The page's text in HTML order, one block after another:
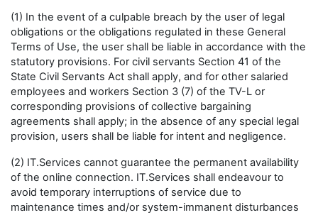
(1) In the event of a culpable breach by the user of legal
obligations or the obligations regulated in these General
Terms of Use, the user shall be liable in accordance with the
statutory provisions. For civil servants Section 41 of the
State Civil Servants Act shall apply, and for other salaried
employees and workers Section 3 (7) of the TV-L or
corresponding provisions of collective bargaining
agreements shall apply; in the absence of any special legal
provision, users shall be liable for intent and negligence.
(2) IT.Services cannot guarantee the permanent availability
of the online connection. IT.Services shall endeavour to
avoid temporary interruptions of service due to
maintenance times and/or system-immanent disturbances